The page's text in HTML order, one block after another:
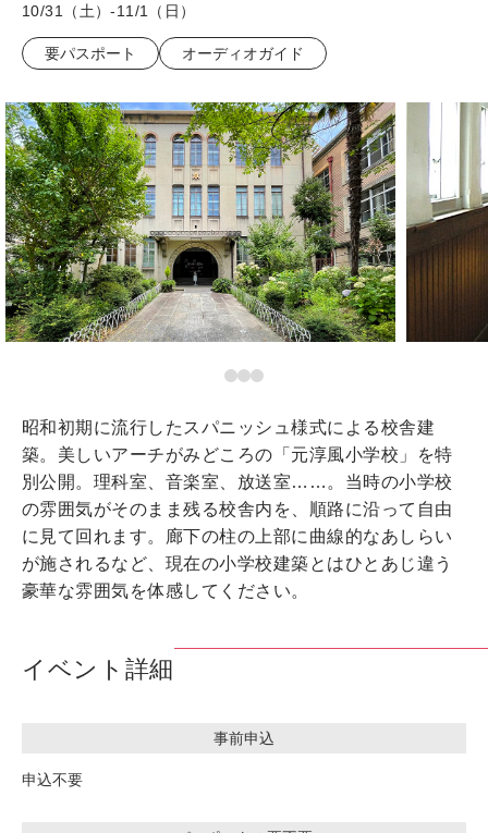
10/31（土）-11/1（日）
要パスポート オーディオガイド
昭和初期に流行したスパニッシュ様式による校舎建
築。美しいアーチがみどころの「元淳風小学校」を特
別公開。理科室、音楽室、放送室……。当時の小学校
の雰囲気がそのまま残る校舎内を、順路に沿って自由
に見て回れます。廊下の柱の上部に曲線的なあしらい
が施されるなど、現在の小学校建築とはひとあじ違う
豪華な雰囲気を体感してください。
イベント詳細
事前申込
申込不要